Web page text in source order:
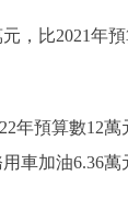
比2021年預
預算數12萬
車加油6.36